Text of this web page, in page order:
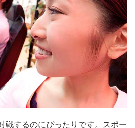
戦するのにぴったりです。スポー